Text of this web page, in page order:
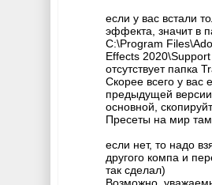
если у вас встали
эффекта, значит в
C:\Program
Effects
отсутствует папка
Скорее всего у вас
предыдущей
основной,
Пресеты на мир
если нет, то надо
другого компа и
так сделал)
Возможно,